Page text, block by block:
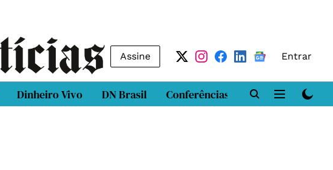
Assine Entrar
Dinheiro Vivo DN Brasil Conferências DN LAB